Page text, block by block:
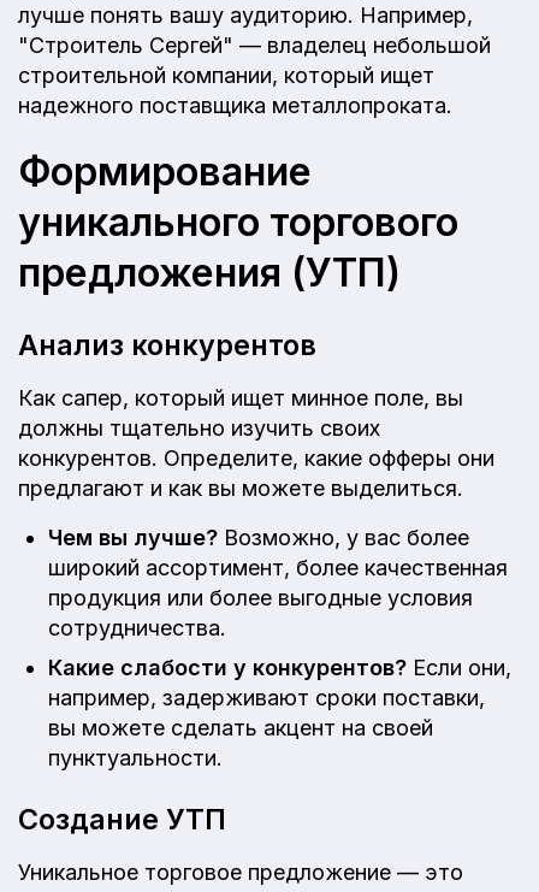
лучше понять вашу аудиторию. Например,
"Строитель Сергей" — владелец небольшой
строительной компании, который ищет
надежного поставщика металлопроката.
Формирование
уникального торгового
предложения (УТП)
Анализ конкурентов
Как сапер, который ищет минное поле, вы
должны тщательно изучить своих
конкурентов. Определите, какие офферы они
предлагают и как вы можете выделиться.
Чем вы лучше? Возможно, у вас более
широкий ассортимент, более качественная
продукция или более выгодные условия
сотрудничества.
Какие слабости у конкурентов? Если они,
например, задерживают сроки поставки,
вы можете сделать акцент на своей
пунктуальности.
Создание УТП
Уникальное торговое предложение — это